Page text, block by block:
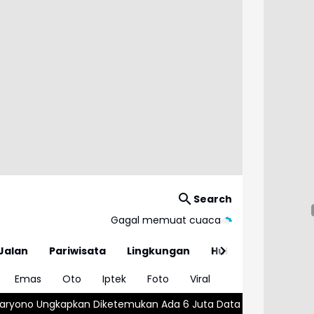
Search
Gagal memuat cuaca
Pariwisata Lingkungan
Hukum
Emas
Oto Iptek Foto
Viral
Ada 6 Juta Data Ganda Siswa Penerima MBG